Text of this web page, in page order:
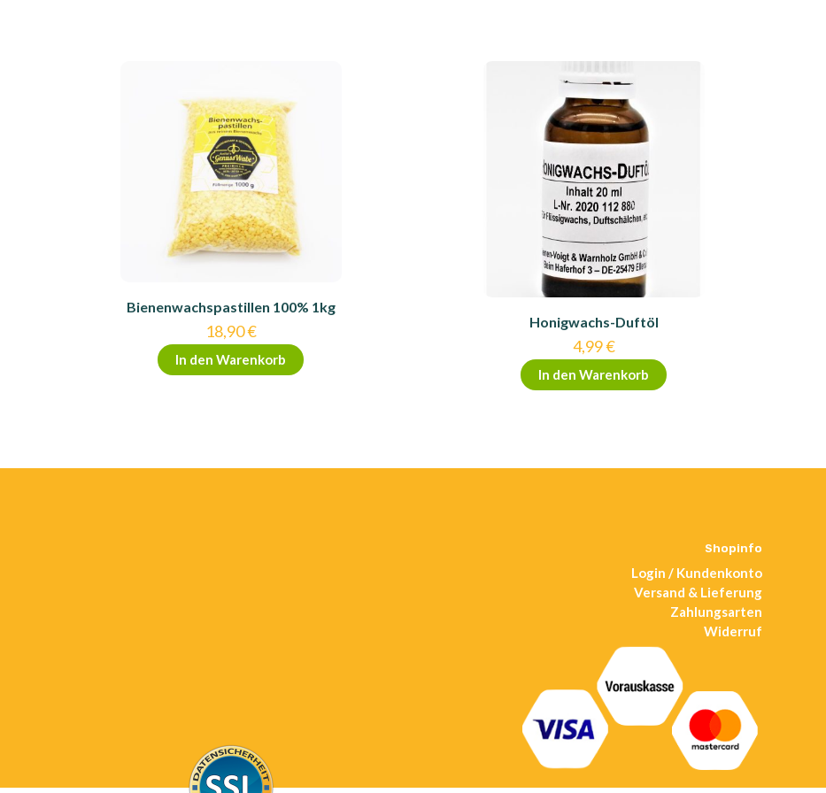
Bienenwachspastillen 100% 1kg
18,90€
In den Warenkorb
Honigwachs-Duftöl
4,99€
In den Warenkorb
Shopinfo
Login / Kundenkonto
Versand & Lieferung
Zahlungsarten
Widerruf